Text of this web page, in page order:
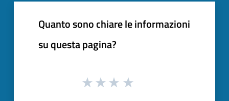
Quanto sono chiare le informazioni
su questa pagina?